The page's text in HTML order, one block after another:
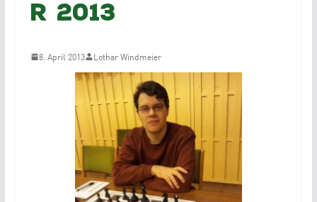
r 2013
8. April 2013 Lothar Windmeier